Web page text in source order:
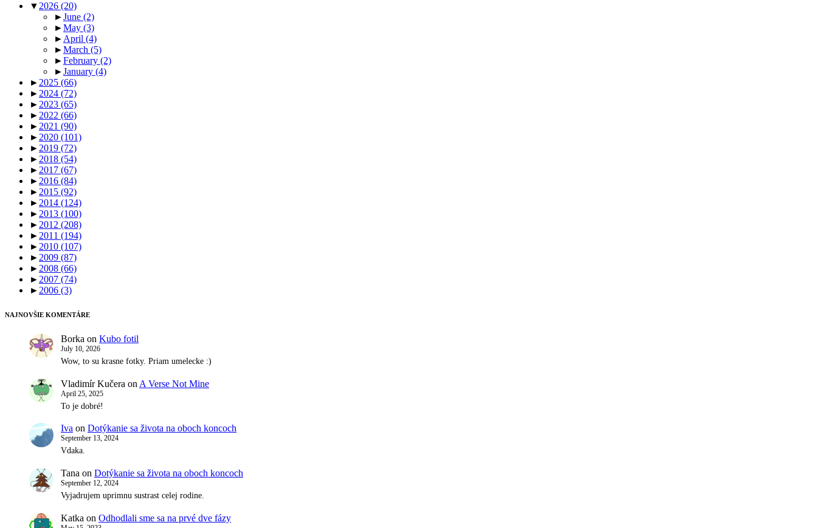
▼ 2026 (20)
►June (2)
►May (3)
► April (4)
►March (5)
►February (2)
►January (4)
► 2025 (66)
► 2024 (72)
► 2023 (65)
► 2022 (66)
► 2021 (90)
► 2020 (101)
► 2019 (72)
► 2018 (54)
► 2017 (67)
► 2016 (84)
► 2015 (92)
► 2014 (124)
► 2013 (100)
► 2012 (208)
► 2011 (194)
► 2010 (107)
► 2009 (87)
► 2008 (66)
► 2007 (74)
► 2006 (3)
NAJNOVŠIE KOMENTÁRE
Borka on Kubo fotil
July 10, 2026
Wow, to su krasne fotky. Priam umelecke :)
Vladimír Kučera on A Verse Not Mine
April 25, 2025
To je dobré!
Iva on Dotýkanie sa života na oboch koncoch
September 13, 2024
Vdaka.
Tana on Dotýkanie sa života na oboch koncoch
September 12, 2024
Vyjadrujem uprimnu sustrast celej rodine.
Katka on Odhodlali sme sa na prvé dve fázy